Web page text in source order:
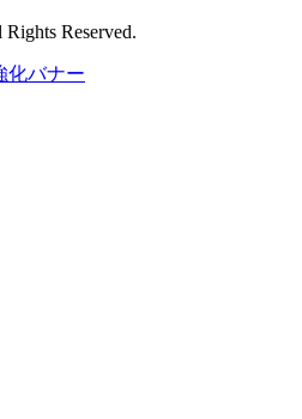
Reserved.